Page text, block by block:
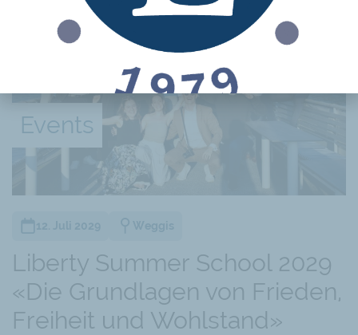
Events
Liberty Summer School 2029
«Die Grundlagen von Frieden,
Freiheit und Wohlstand»